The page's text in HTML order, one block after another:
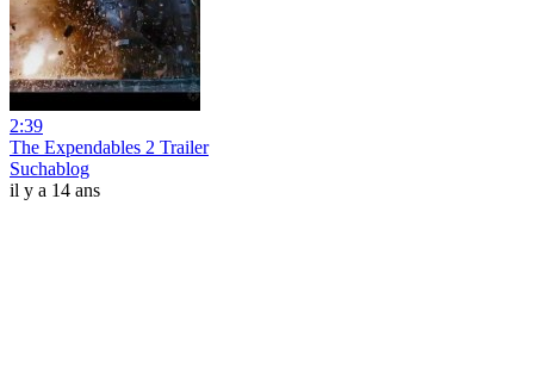
2:39
The Expendables 2 Trailer
Suchablog
il y a 14 ans